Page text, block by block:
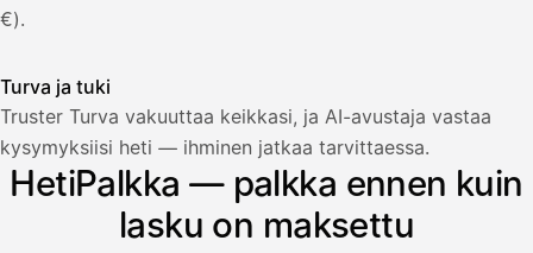
€).
Turva ja tuki
Truster Turva vakuuttaa keikkasi, ja AI-avustaja vastaa
kysymyksiisi heti — ihminen jatkaa tarvittaessa.
HetiPalkka — palkka ennen kuin
lasku on maksettu
Palkka
Lasku · Acme Oy
Odottaa maksua
Palkka maksussa